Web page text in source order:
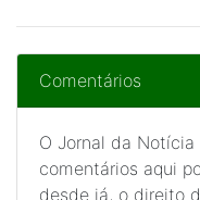
Comentários
O Jornal da
comentários aqui
desde já, o direito